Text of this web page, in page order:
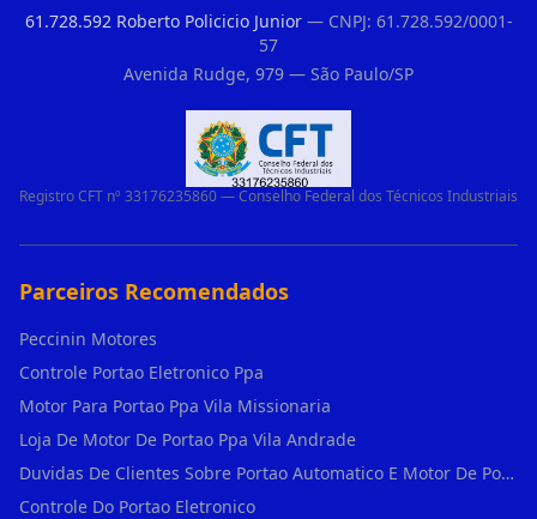
61.728.592 Roberto Policicio Junior— CNPJ: 61.728.592/0001-
57
Avenida Rudge, 979 — São Paulo/SP
Registro CFT nº 33176235860 — Conselho Federal dos Técnicos Industriais
Parceiros Recomendados
Peccinin Motores
Controle Portao Eletronico Ppa
Motor Para Portao Ppa Vila Missionaria
Loja De Motor De Portao Ppa Vila Andrade
Duvidas De Clientes Sobre Portao Automatico E Motor De Portao Motor Para Portao De Ferro
Controle Do Portao Eletronico